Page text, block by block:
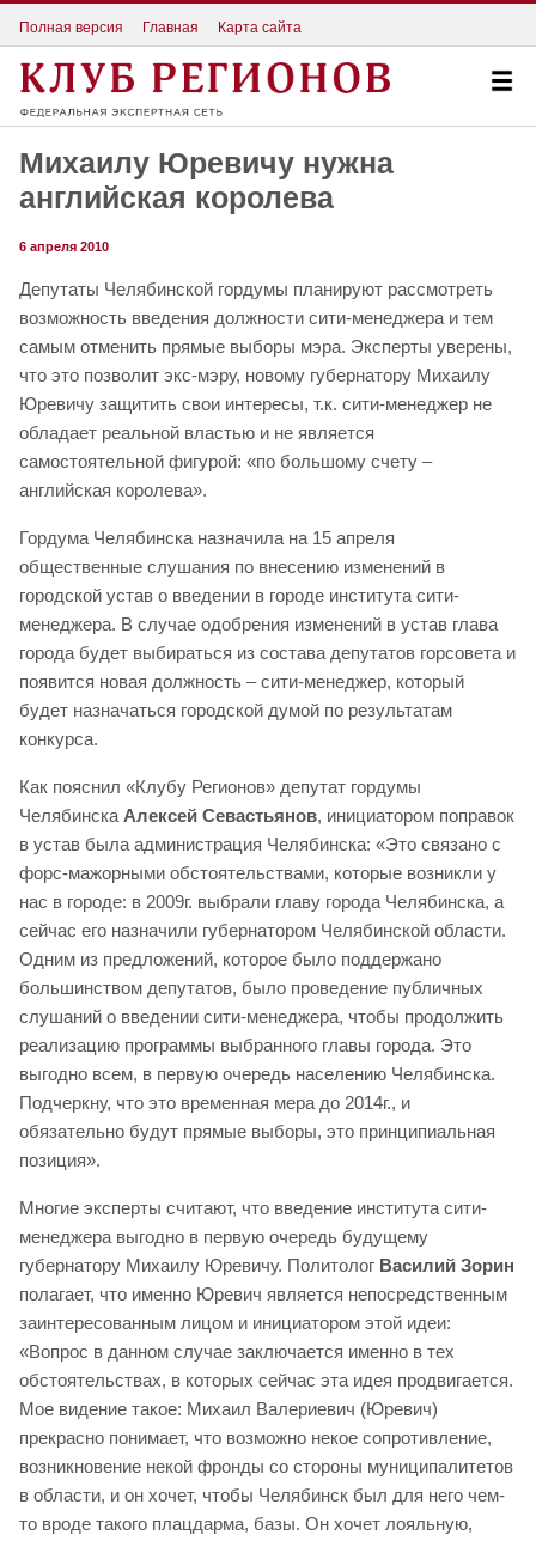
Полная версия Главная Карта сайта
Михаилу Юревичу нужна
английская королева
6 апреля 2010
Депутаты Челябинской гордумы планируют рассмотреть
возможность введения должности сити-менеджера и тем
самым отменить прямые выборы мэра. Эксперты уверены,
что это позволит экс-мэру, новому губернатору Михаилу
Юревичу защитить свои интересы, т.к. сити-менеджер не
обладает реальной властью и не является
самостоятельной фигурой: «по большому счету –
английская королева».
Гордума Челябинска назначила на 15 апреля
общественные слушания по внесению изменений в
городской устав о введении в городе института сити-
менеджера. В случае одобрения изменений в устав глава
города будет выбираться из состава депутатов горсовета и
появится новая должность – сити-менеджер, который
будет назначаться городской думой по результатам
конкурса.
Как пояснил «Клубу Регионов» депутат гордумы
Челябинска Алексей Севастьянов, инициатором поправок
в устав была администрация Челябинска: «Это связано с
форс-мажорными обстоятельствами, которые возникли у
нас в городе: в 2009г. выбрали главу города Челябинска, а
сейчас его назначили губернатором Челябинской области.
Одним из предложений, которое было поддержано
большинством депутатов, было проведение публичных
слушаний о введении сити-менеджера, чтобы продолжить
реализацию программы выбранного главы города. Это
выгодно всем, в первую очередь населению Челябинска.
Подчеркну, что это временная мера до 2014г., и
обязательно будут прямые выборы, это принципиальная
позиция».
Многие эксперты считают, что введение института сити-
менеджера выгодно в первую очередь будущему
губернатору Михаилу Юревичу. Политолог Василий Зорин
полагает, что именно Юревич является непосредственным
заинтересованным лицом и инициатором этой идеи:
«Вопрос в данном случае заключается именно в тех
обстоятельствах, в которых сейчас эта идея продвигается.
Мое видение такое: Михаил Валериевич (Юревич)
прекрасно понимает, что возможно некое сопротивление,
возникновение некой фронды со стороны муниципалитетов
в области, и он хочет, чтобы Челябинск был для него чем-
то вроде такого плацдарма, базы. Он хочет лояльную,